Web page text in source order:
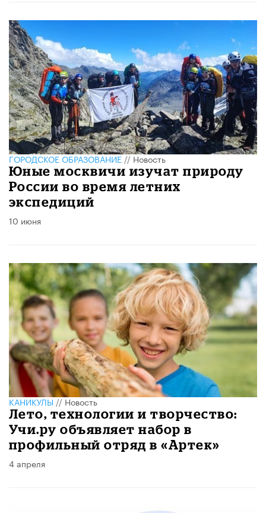
ГОРОДСКОЕ ОБРАЗОВАНИЕ//Новость
Юные москвичи изучат природу
России во время летних
экспедиций
10 июня
КАНИКУЛЫ//Новость
Лето, технологии и творчество:
Учи.ру объявляет набор в
профильный отряд в «Артек»
4 апреля